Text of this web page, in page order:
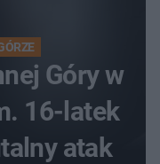
Góry w
16-latek
atak